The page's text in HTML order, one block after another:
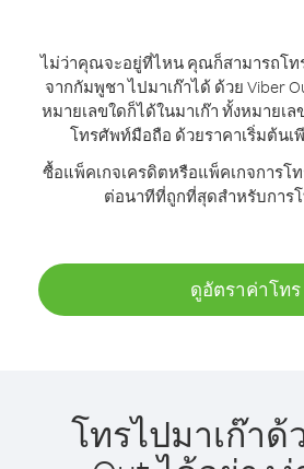
ไม่ว่าคุณจะอยู่ที่ไหน คุณก็สามารถโ
จากกัมพูชา ไปมาเก๊าได้ ด้วย Viber
หมายเลขใดก็ได้ในมาเก๊า ทั้งหมายเ
โทรศัพท์มือถือ ด้วยราคาเริ่มต้นเ
ซื้อแพ็คเกจเครดิตหรือแพ็คเกจการโ
ต่อนาทีที่ถูกที่สุดสำหรับการโ
ดูอัตราค่าโทร
โทรไปมาเก๊าด้